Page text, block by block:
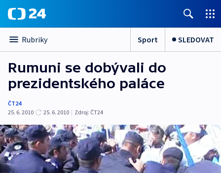
Rubriky Sport SLEDOVAT
Rumuni se dobývali do
prezidentského paláce
ČT24
25. 6. 2010
25. 6. 2010 | Zdroj: ČT24